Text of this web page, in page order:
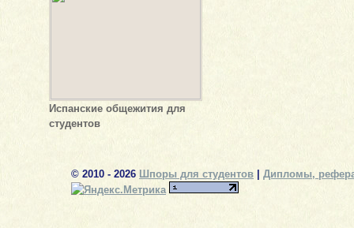
Испанские общежития для
студентов
© 2010 - 2026 Шпоры для студентов Дипломы,